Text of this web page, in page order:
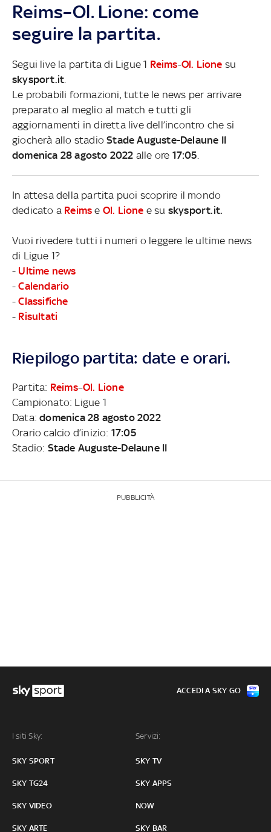
Reims–Ol. Lione: come
seguire la partita.
Segui live la partita di Ligue 1 Reims-Ol. Lione su
skysport.it
Le probabili formazioni, tutte le news per arrivare
preparato al meglio al match e tutti gli
aggiornamenti in diretta live dell’incontro che si
giocherà allo stadioStade Auguste-Delaune II
domenica 28 agosto 2022 alle ore 17:05
In attesa della partita puoi scoprire il mondo
dedicato a Reims e Ol. Lione e su skysport.it.
Vuoi rivedere tutti i numeri o leggere le ultime news
di Ligue 1?
- Ultime news
-Calendario
-Classifiche
- Risultati
Riepilogo partita: date e orari.
Partita: Reims–Ol. Lione
Campionato: Ligue 1
Data:domenica 28 agosto 2022
Orario calcio d’inizio: 17:05
Stadio: Stade Auguste-Delaune II
PUBBLICITÀ
I siti Sky:
SKY SPORT
SKY TG24
SKY VIDEO
SKY ARTE
Servizi:
SKY TV
SKY APPS
NOW
SKY BAR
ACCEDI A SKY GO